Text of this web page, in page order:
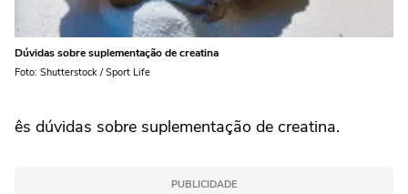
Dúvidas sobre suplementação de creatina
Foto: Shutterstock / Sport Life
ês dúvidas sobre suplementação de creatina.
PUBLICIDADE